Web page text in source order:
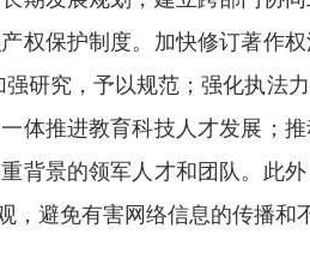
权保护制度。加快修订著作
研究，予以规范；强化执法
体推进教育科技人才发展；
背景的领军人才和团队。此
避免有害网络信息的传播和